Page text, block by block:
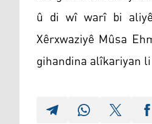
û di wî warî bi
Xêrxwaziyê Mûsa
gihandina alîkariyan